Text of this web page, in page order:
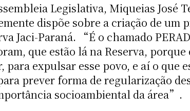
Legislativa, Miqueias José
dispõe sobre a criação de um
Jaci-Paraná. “É o chamado
que estão lá na Reserva,
para expulsar esse povo, e aí o que
prever forma de regularização
socioambiental da área”.